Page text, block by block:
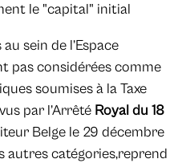
le "capital" initial
sein de l’Espace
pas considérées comme
soumises à la Taxe
par l’Arrêté Royal du 18
Belge le 29 décembre
autres catégories,reprend